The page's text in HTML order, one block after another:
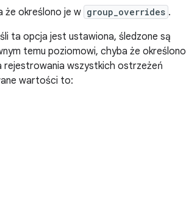
że określono je w group_overrides .
ta opcja jest ustawiona, śledzone są
temu poziomowi, chyba że określono
rejestrowania wszystkich ostrzeżeń
wartości to: